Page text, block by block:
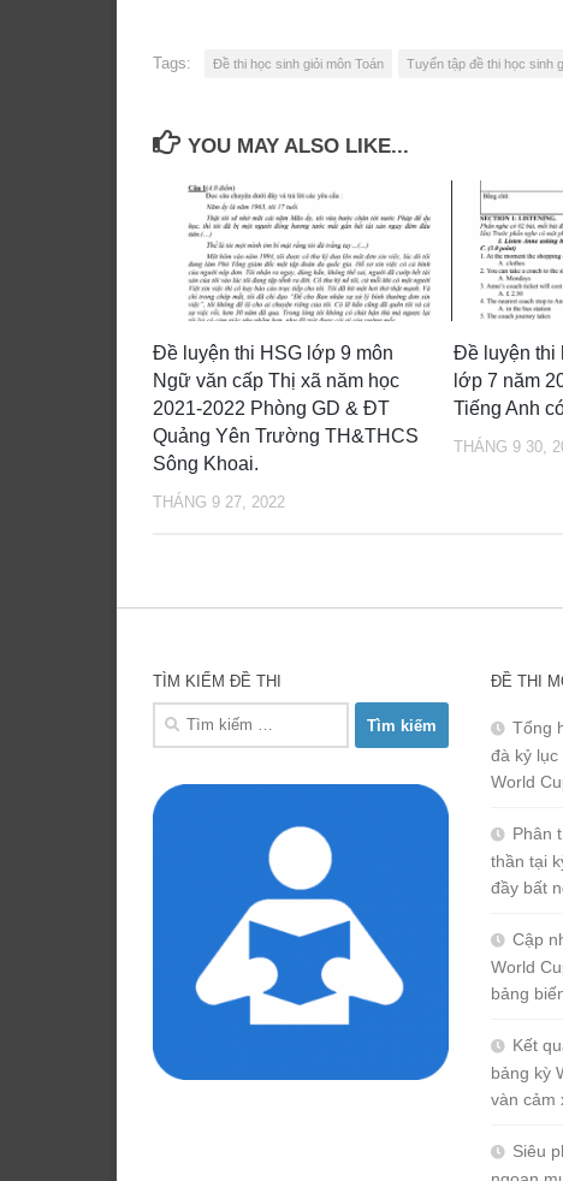
Tags: Đề thi học sinh giỏi môn Toán Tuyển tập đề thi học sinh
YOU MAY ALSO LIKE...
Đề luyện thi HSG lớp 9 môn
Ngữ văn cấp Thị xã năm học
2021-2022 Phòng GD & ĐT
Quảng Yên Trường TH&THCS
Sông Khoai.
THÁNG 9 27, 2022
Đề luyện thi
lớp 7 năm
Tiếng Anh
THÁNG 9 30,
TÌM KIẾM ĐỀ THI
Tìm
ĐỀ THI
Tổng
đà kỷ
World
Phân
thần tại
đầy bất
Cập
World
bảng
Kết
bảng kỳ
vàn cảm
Siêu